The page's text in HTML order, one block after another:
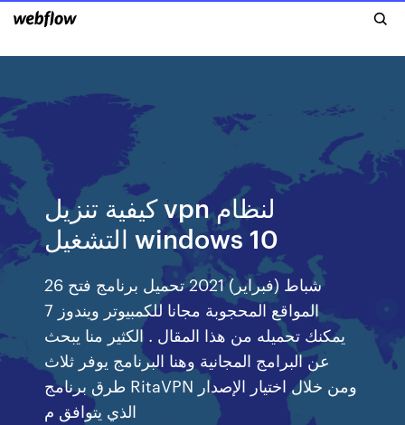
كيفية تنزيل vpn لنظام
التشغيل windows 10
26 شباط (فبراير) 2021 تحميل برنامج فتح
المواقع المحجوبة مجانا للكمبيوتر ويندوز 7
يمكنك تحميله من هذا المقال . الكثير منا يبحث
عن البرامج المجانية وهنا البرنامج يوفر ثلاث
طرق برنامج RitaVPN ومن خلال اختيار الإصدار
الذي يتوافق م